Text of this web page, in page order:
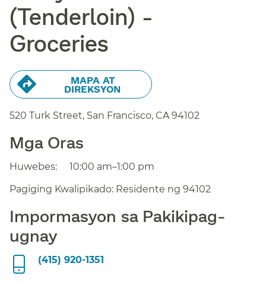
(Tenderloin) -
Groceries​​
MAPA AT
DIREKSYON​​
520 Turk Street, San Francisco, CA 94102
Mga Oras​​
Huwebes:​​
10:00 am–1:00 pm​​
Pagiging Kwalipikado: Residente ng 94102​​
Impormasyon sa Pakikipag-
ugnay​​
(415) 920-1351​​